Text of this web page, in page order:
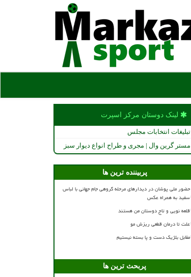
لینک دوستان مركز اسپرت
تبلیغات انتخابات مجلس
مستر گرین وال | مجری و طراح انواع دیوار سبز
پربیننده ترین ها
حضور ملی پوشان در دیدارهای مرحله گروهی جام جهانی با لباس
سفید به همراه عکس
قلعه نویی و تاج دوستان من هستند
علت تا درمان قطعی ریزش مو
مقابل بلژیک دست و پا بسته نیستیم
پربحث ترین ها